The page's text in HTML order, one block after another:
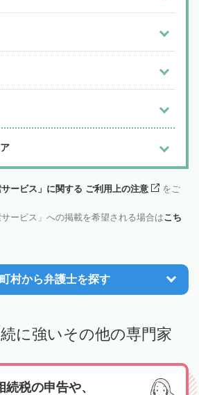
サービス」に関する ご利用上の注意
をご
サービス」への掲載を希望される場合はこち
村から弁護士を探す
に強いその他の専門家
続税の申告や、